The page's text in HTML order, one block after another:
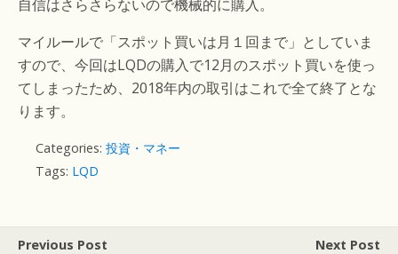
自信はさらさらないので機械的に購入。
マイルールで「スポット買いは月１回まで」としていま
すので、今回はLQDの購入で12月のスポット買いを使っ
てしまったため、2018年内の取引はこれで全て終了とな
ります。
Categories: 投資・マネー
Tags: LQD
Previous Post
Next Post